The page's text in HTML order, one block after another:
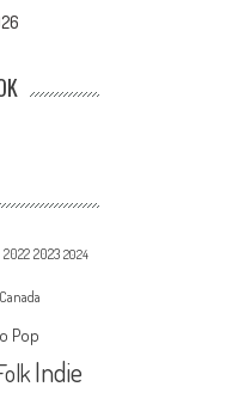
2022 2023 2024
Canada
Pop
Indie